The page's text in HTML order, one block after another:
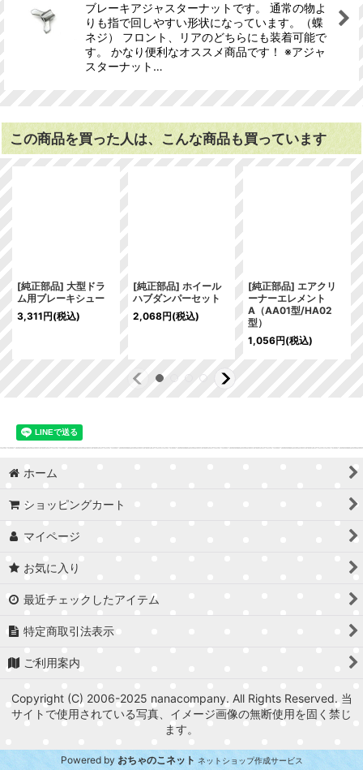
ブレーキアジャスターナットです。 通常の物よ
りも指で回しやすい形状になっています。（蝶
ネジ） フロント、リアのどちらにも装着可能で
す。 かなり便利なオススメ商品です！ ※アジャ
スターナット…
この商品を買った人は、こんな商品も買っています
[純正部品] 大型ドラ
ム用ブレーキシュー
3,311円(税込)
[純正部品] ホイール
ハブダンパーセット
2,068円(税込)
[純正部品] エアクリ
ーナーエレメント
A（AA01型/HA02
型）
1,056円(税込)
ホーム
ショッピングカート
マイページ
お気に入り
最近チェックしたアイテム
特定商取引法表示
ご利用案内
Copyright (C) 2006-2025 nanacompany. All Rights Reserved. 当
サイトで使用されている写真、イメージ画像の無断使用を固く禁じ
ます。
Powered by おちゃのこネット ネットショップ作成サービス